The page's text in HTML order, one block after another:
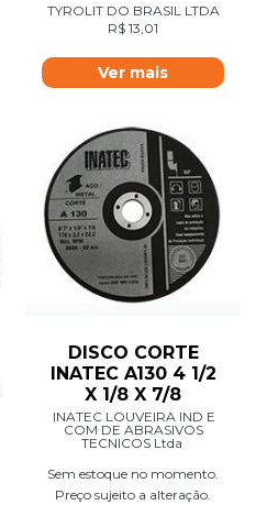
TYROLIT DO BRASIL LTDA
R$ 13,01
Ver mais
DISCO CORTE
INATEC A130 4 1/2
X 1/8 X 7/8
INATEC LOUVEIRA IND E
COM DE ABRASIVOS
TECNICOS Ltda
Sem estoque no momento.
Preço sujeito a alteração.